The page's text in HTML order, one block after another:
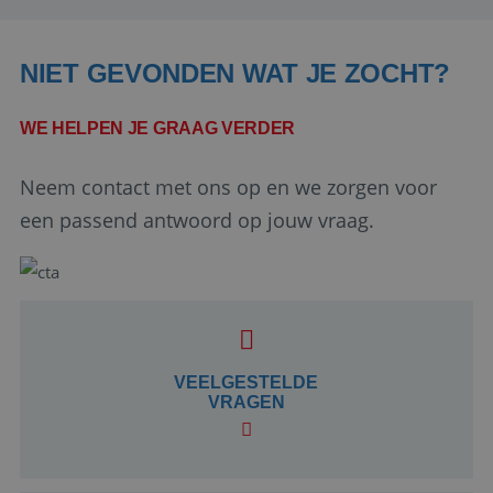
NIET GEVONDEN WAT JE ZOCHT?
WE HELPEN JE GRAAG VERDER
Neem contact met ons op en we zorgen voor
een passend antwoord op jouw vraag.
VEELGESTELDE
VRAGEN
Corporation
Google Privacy Policy